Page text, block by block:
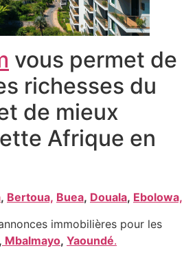
vous permet de
richesses du
de mieux
Afrique en
, Bertoua, Buea, Douala, Ebolowa,
immobilières pour les
, Mbalmayo, Yaoundé.